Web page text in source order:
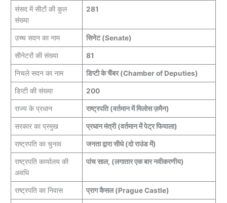
संसद में सीटों की कुल
संख्या
281
उच्च सदन का नाम सिनेट (Senate)
सीनेटरों की संख्या 81
निचले सदन का नाम डिप्टी के चैंबर (Chamber of Deputies)
डिप्टी की संख्या 200
राज्य के प्रधान राष्ट्रपति (वर्तमान में मिलोस ज़मैन)
सरकार का प्रमुख प्रधान मंत्री (वर्तमान में पेट्र फियाला)
राष्ट्रपति का चुनाव जनता द्वारा सीधे (दो राउंड में)
राष्ट्रपति कार्यालय की
अवधि
पांच साल, (लगातार एक बार नवीकरणीय)
राष्ट्रपति का निवास प्राग कैसल (Prague Castle)